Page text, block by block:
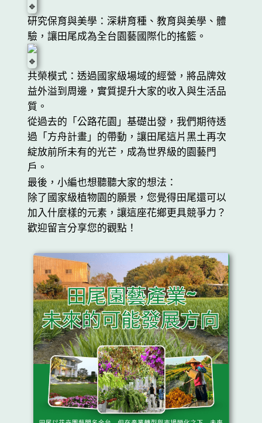
研究保育與美學：深耕育種、教育與美學、體
驗，讓田尾成為全台園藝國際化的搖籃。
共榮模式：透過國家級場域的經營，將品牌效
益外溢到周邊，實質提升大家的收入與生活品
質。
從過去的「公路花園」基礎出發，我們期待透
過「方舟計畫」的帶動，讓田尾這片黑土再次
綻放前所未有的光芒，成為世界級的園藝門
戶。
最後，小編也想聽聽大家的想法：
除了國家級植物園的願景，您覺得田尾還可以
加入什麼樣的元素，讓這座花鄉更具競爭力？
歡迎留言分享您的觀點！